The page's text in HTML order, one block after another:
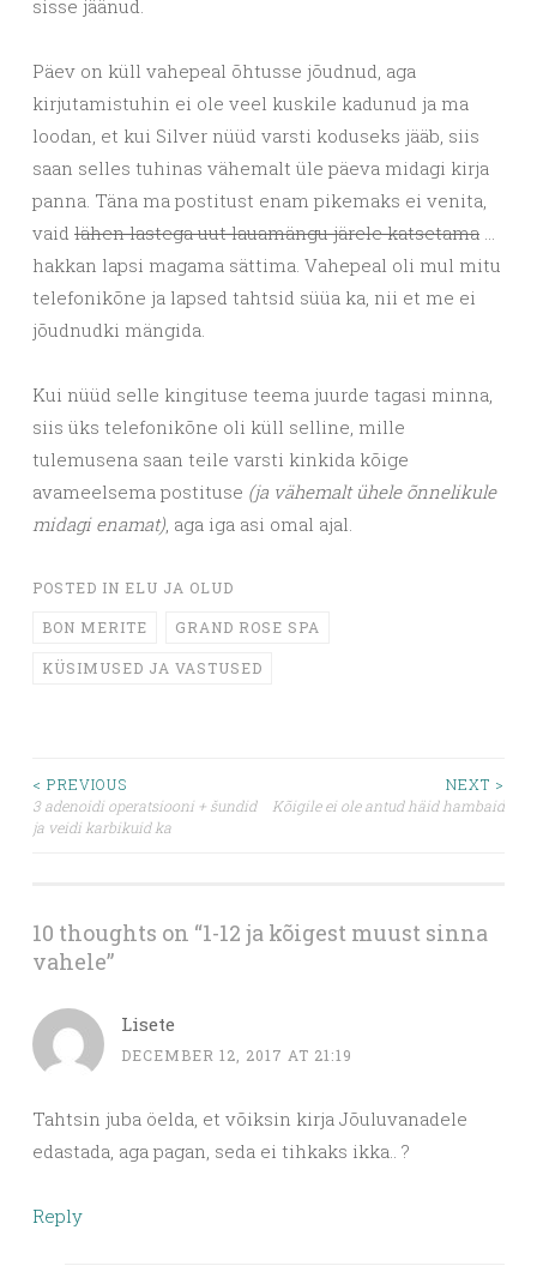
sisse jäänud.
Päev on küll vahepeal õhtusse jõudnud, aga
kirjutamistuhin ei ole veel kuskile kadunud ja ma
loodan, et kui Silver nüüd varsti koduseks jääb, siis
saan selles tuhinas vähemalt üle päeva midagi kirja
panna. Täna ma postitust enam pikemaks ei venita,
vaid lähen lastega uut lauamängu järele katsetama …
hakkan lapsi magama sättima. Vahepeal oli mul mitu
telefonikõne ja lapsed tahtsid süüa ka, nii et me ei
jõudnudki mängida.
Kui nüüd selle kingituse teema juurde tagasi minna,
siis üks telefonikõne oli küll selline, mille
tulemusena saan teile varsti kinkida kõige
avameelsema postituse (ja vähemalt ühele õnnelikule
midagi enamat), aga iga asi omal ajal.
POSTED IN ELU JA OLUD
BON MERITE GRAND ROSE SPA
KÜSIMUSED JA VASTUSED
Post
navigation
< PREVIOUS
3 adenoidi operatsiooni + šundid
ja veidi karbikuid ka
NEXT >
Kõigile ei ole antud häid hambaid
10 thoughts on “1-12 ja kõigest muust sinna
vahele”
Lisete
DECEMBER 12, 2017 AT 21:19
Tahtsin juba öelda, et võiksin kirja Jõuluvanadele
edastada, aga pagan, seda ei tihkaks ikka.. ?
Reply